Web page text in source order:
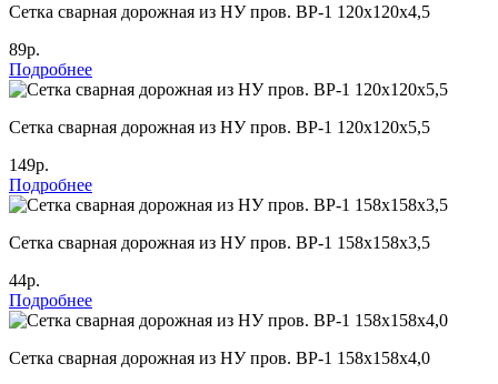
Cетка сварная дорожная из НУ пров. ВР-1 120х120х4,5
89р.
Подробнее
Cетка сварная дорожная из НУ пров. ВР-1 120х120х5,5
149р.
Подробнее
Cетка сварная дорожная из НУ пров. ВР-1 158х158х3,5
44р.
Подробнее
Cетка сварная дорожная из НУ пров. ВР-1 158х158х4,0